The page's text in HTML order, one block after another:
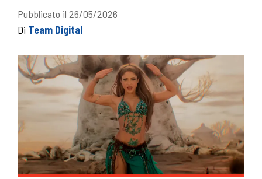
Pubblicato il 26/05/2026
Di Team Digital